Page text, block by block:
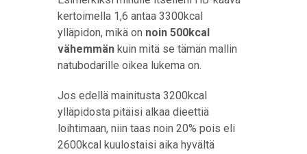
kertoimella 1,6 antaa 3300kcal
ylläpidon, mikä on noin 500kcal
vähemmän kuin mitä se tämän mallin
natubodarille oikea lukema on.
Jos edellä mainitusta 3200kcal
ylläpidosta pitäisi alkaa dieettiä
loihtimaan, niin taas noin 20% pois eli
2600kcal kuulostaisi aika hyvältä